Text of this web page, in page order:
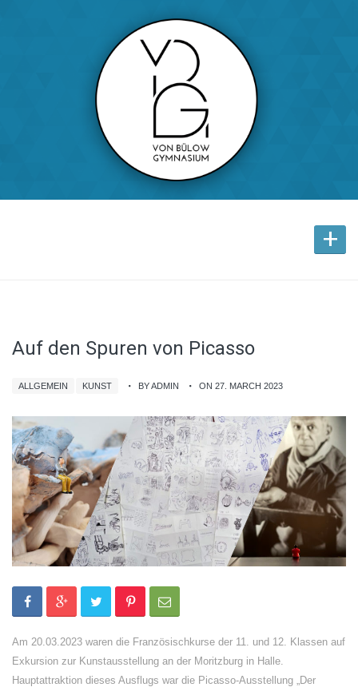
+
Auf den Spuren von Picasso
ALLGEMEIN KUNST BY ADMIN ON 27. MARCH 2023
Am 20.03.2023 waren die Französischkurse der 11. und 12. Klassen auf
Exkursion zur Kunstausstellung an der Moritzburg in Halle.
Hauptattraktion dieses Ausflugs war die Picasso-Ausstellung „Der